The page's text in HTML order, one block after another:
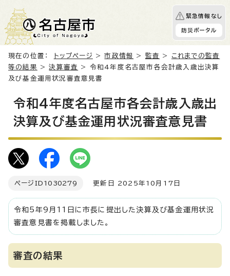
緊急情報なし
防災ポータル
現在の位置： トップページ >市政情報 > 監査 > これまでの監査
等の結果
>決算審査
> 令和4年度名古屋市各会計歳入歳出決算
及び基金運用状況審査意見書
令和4年度名古屋市各会計歳入歳出
決算及び基金運用状況審査意見書
ページID 1030279 更新日 2025年10月17日
令和5年9月11日に市長に提出した決算及び基金運用状況
審査意見書を掲載しました。
審査の結果